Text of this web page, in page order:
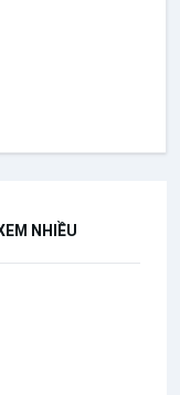
NHIỀU